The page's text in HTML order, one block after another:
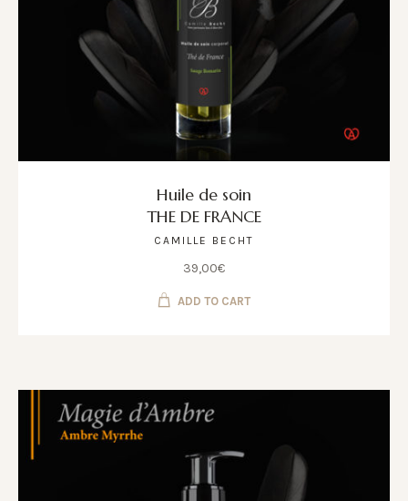
Huile de soin
THE DE FRANCE
CAMILLE BECHT
39,00€
ADD TO CART